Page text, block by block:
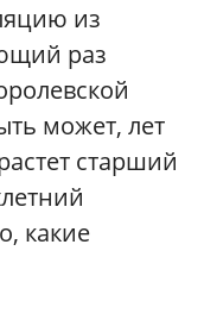
из
раз
может, лет
старший
какие